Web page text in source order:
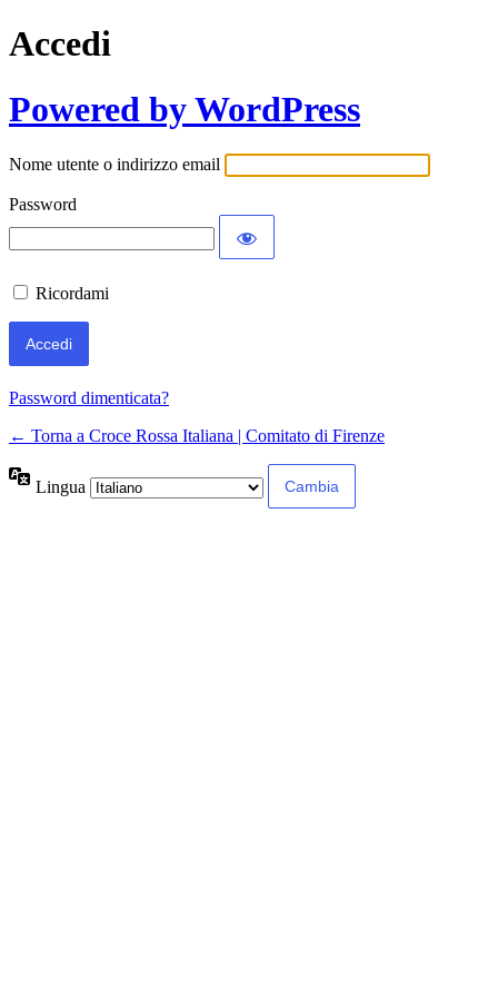
Accedi
Powered by WordPress
Nome utente o indirizzo email
Password
Ricordami
Password dimenticata?
← Torna a Croce Rossa Italiana | Comitato di Firenze
Lingua